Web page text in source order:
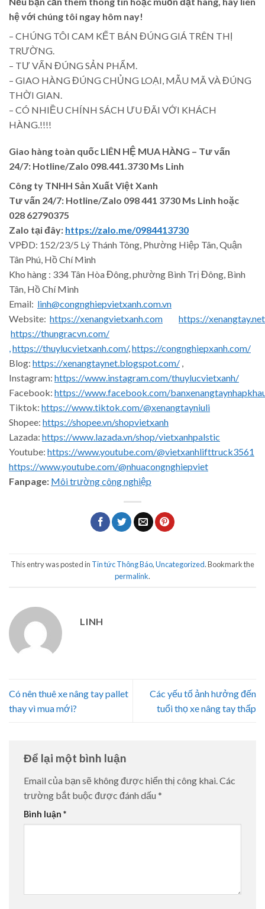
hệ với chúng tôi ngay hôm nay!
– CHÚNG TÔI CAM KẾT BÁN ĐÚNG GIÁ TRÊN THỊ
TRƯỜNG.
– TƯ VẤN ĐÚNG SẢN PHẨM.
– GIAO HÀNG ĐÚNG CHỦNG LOẠI, MẪU MÃ VÀ ĐÚNG
THỜI GIAN.
– CÓ NHIỀU CHÍNH SÁCH ƯU ĐÃI VỚI KHÁCH
HÀNG.!!!!
Giao hàng toàn quốc LIÊN HỆ MUA HÀNG – Tư vấn
24/7: Hotline/Zalo 098.441.3730 Ms Linh
Công ty TNHH Sản Xuất Việt Xanh
Tư vấn 24/7: Hotline/Zalo 098 441 3730 Ms Linh hoặc
028 62790375
Zalo tại đây: https://zalo.me/0984413730
VPĐD: 152/23/5 Lý Thánh Tông, Phường Hiệp Tân, Quận
Tân Phú, Hồ Chí Minh
Kho hàng : 334 Tân Hòa Đông, phường Bình Trị Đông, Bình
Tân, Hồ Chí Minh
Email: linh@congnghiepvietxanh.com.vn
Website: https://xenangvietxanh.com
https://xenangtay.net
https://thungracvn.com/
,https://thuylucvietxanh.com/,https://congnghiepxanh.com/
Blog: https://xenangtaynet.blogspot.com/ ,
Instagram: https://www.instagram.com/thuylucvietxanh/
Facebook: https://www.facebook.com/
Tiktok: https://www.tiktok.com/@xenangtayniuli
Shopee: https://shopee.vn/shopvietxanh
Lazada: https://www.lazada.vn/shop/vietxanhpalstic
Youtube: https://www.youtube.com/@vietxanhlifttruck3561
https://www.youtube.com/@nhuacongnghiepviet
Fanpage: Môi trường công nghiệp
This entry was posted in Tin tức Thông Báo,Uncategorized. Bookmark the
permalink.
LINH
Có nên thuê xe nâng tay pallet
thay vì mua mới?
Các yếu tố ảnh hưởng đến
tuổi thọ xe nâng tay thấp
Để lại một bình luận
Email của bạn sẽ không được hiển thị công khai. Các
trường bắt buộc được đánh dấu *
Bình luận *